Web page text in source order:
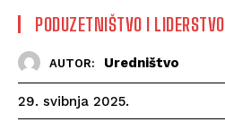
PODUZETNIŠTVO I LIDERSTVO
AUTOR: Uredništvo
29. svibnja 2025.